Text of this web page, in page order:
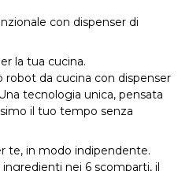
con dispenser di
la tua cucina.
robot da cucina con dispenser
tecnologia unica, pensata
il tuo tempo senza
te, in modo indipendente.
nei 6 scomparti, il